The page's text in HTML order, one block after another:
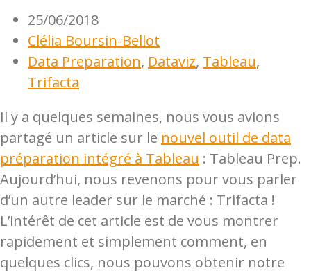
25/06/2018
Clélia Boursin-Bellot
Data Preparation, Dataviz, Tableau,
Trifacta
Il y a quelques semaines, nous vous avions
partagé un article sur le nouvel outil de data
préparation intégré à Tableau : Tableau Prep.
Aujourd’hui, nous revenons pour vous parler
d’un autre leader sur le marché : Trifacta !
L’intérêt de cet article est de vous montrer
rapidement et simplement comment, en
quelques clics, nous pouvons obtenir notre